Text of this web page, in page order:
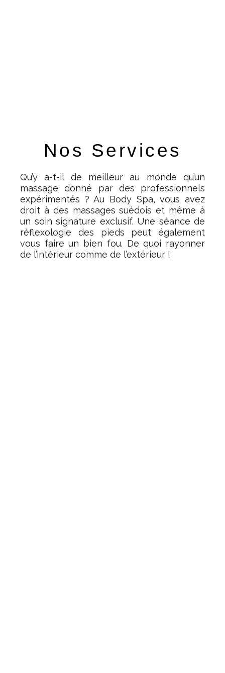
Nos Services
Qu’y a-t-il de meilleur au monde qu’un
massage donné par des professionnels
expérimentés ? Au Body Spa, vous avez
droit à des massages suédois et même à
un soin signature exclusif. Une séance de
réflexologie des pieds peut également
vous faire un bien fou. De quoi rayonner
de l’intérieur comme de l’extérieur !